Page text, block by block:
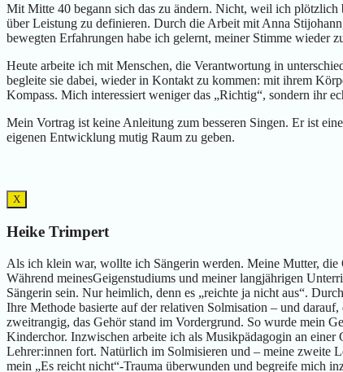
Mit Mitte 40 begann sich das zu ändern. Nicht, weil ich plötzlich
über Leistung zu definieren. Durch die Arbeit mit Anna
bewegten Erfahrungen habe ich gelernt, meiner Stimme wieder
Heute arbeite ich mit Menschen, die Verantwortung in
begleite sie dabei, wieder in Kontakt zu kommen: mit ihrem
Kompass. Mich interessiert weniger das „Richtig“, sondern ihr
Mein Vortrag ist keine Anleitung zum besseren Singen. Er ist
eigenen Entwicklung mutig Raum zu geben.
X
Heike Trimpert
Als ich klein war, wollte ich Sängerin werden. Meine Mutter, die
Während meinesGeigenstudiums und meiner langjährigen
Sängerin sein. Nur heimlich, denn es „reichte ja nicht aus“.
Ihre Methode basierte auf der relativen Solmisation – und
zweitrangig, das Gehör stand im Vordergrund. So wurde mein
Kinderchor. Inzwischen arbeite ich als Musikpädagogin an
Lehrer:innen fort. Natürlich im Solmisieren und – meine zweite
mein „Es reicht nicht“-Trauma überwunden und begreife mich